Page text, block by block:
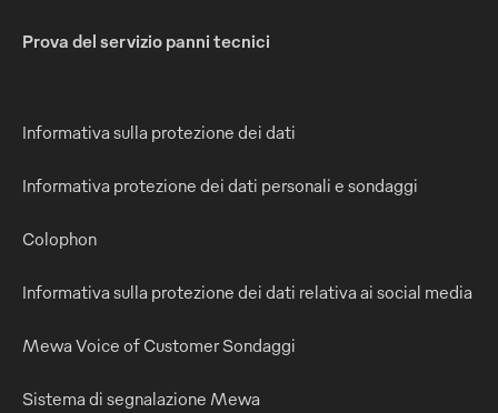
Prova del servizio panni tecnici
Informativa sulla protezione dei dati
Informativa protezione dei dati personali e sondaggi
Colophon
Informativa sulla protezione dei dati relativa ai social media
Mewa Voice of Customer Sondaggi
Sistema di segnalazione Mewa